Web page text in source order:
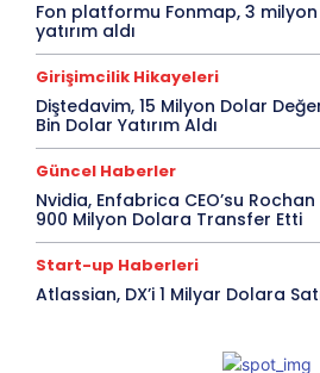
Fon platformu Fonmap, 3
yatırım aldı
Girişimcilik Hikayeleri
Diştedavim, 15 Milyon Dolar
Bin Dolar Yatırım Aldı
Güncel Haberler
Nvidia, Enfabrica CEO’su
900 Milyon Dolara Transfer Etti
Start-up Haberleri
Atlassian, DX’i 1 Milyar Dolara